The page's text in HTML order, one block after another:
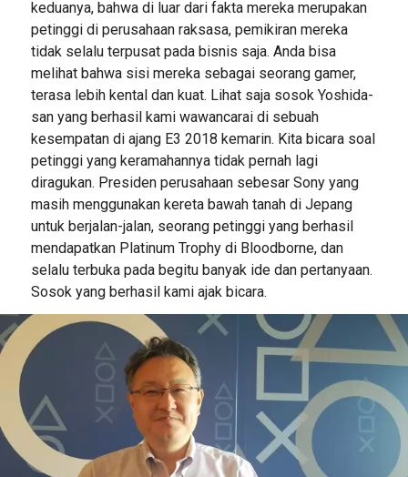
keduanya, bahwa di luar dari fakta mereka merupakan
petinggi di perusahaan raksasa, pemikiran mereka
tidak selalu terpusat pada bisnis saja. Anda bisa
melihat bahwa sisi mereka sebagai seorang gamer,
terasa lebih kental dan kuat. Lihat saja sosok Yoshida-
san yang berhasil kami wawancarai di sebuah
kesempatan di ajang E3 2018 kemarin. Kita bicara soal
petinggi yang keramahannya tidak pernah lagi
diragukan. Presiden perusahaan sebesar Sony yang
masih menggunakan kereta bawah tanah di Jepang
untuk berjalan-jalan, seorang petinggi yang berhasil
mendapatkan Platinum Trophy di Bloodborne, dan
selalu terbuka pada begitu banyak ide dan pertanyaan.
Sosok yang berhasil kami ajak bicara.